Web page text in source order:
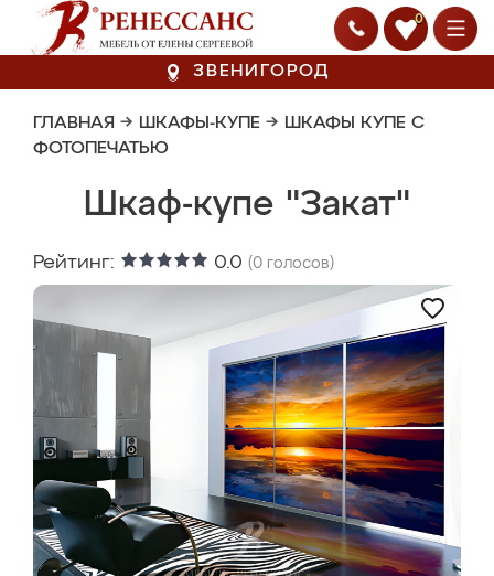
0
ЗВЕНИГОРОД
ГЛАВНАЯ → ШКАФЫ-КУПЕ → ШКАФЫ КУПЕ С
ФОТОПЕЧАТЬЮ
Шкаф-купе "Закат"
Рейтинг: 0.0 (0 голосов)